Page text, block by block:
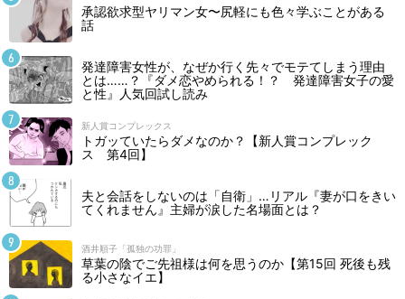
承認欲求型ヤリマン女〜尻軽にも色々学ぶことがある
話
発達障害女性が、なぜか行く先々でモテてしまう理由
とは……？『ダメ恋やめられる！？ 発達障害女子の愛
と性』人気回試し読み
新人賞コンプレックス
トガッていたらダメなのか？【新人賞コンプレック
ス 第4回】
夫と会話をしないのは「自衛」…リアル『妻が口をきい
てくれません』主婦が涙した名場面とは？
酒井順子「孤独の功罪」
草葉の陰でご先祖様は何を思うのか【第15回 死後も残
る小さなイエ】